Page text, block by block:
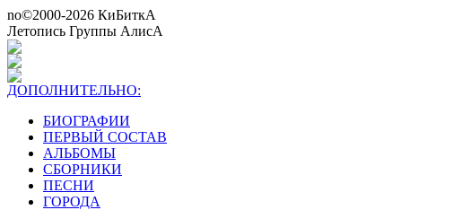
no©2000-2026 КиБиткА
Летопись Группы АлисА
ДОПОЛНИТЕЛЬНО:
БИОГРАФИИ
ПЕРВЫЙ СОСТАВ
АЛЬБОМЫ
СБОРНИКИ
ПЕСНИ
ГОРОДА